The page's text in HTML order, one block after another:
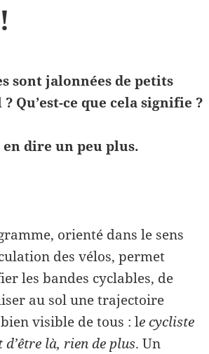
sont jalonnées de petits
Qu’est-ce que cela signifie ?
dire un peu plus.
orienté dans le sens
des vélos, permet
les bandes cyclables, de
au sol une trajectoire
visible de tous : le cycliste
là, rien de plus. Un